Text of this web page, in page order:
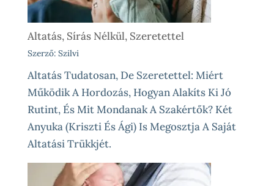
Altatás, Sírás Nélkül, Szeretettel
Szerző: Szilvi
Altatás Tudatosan, De Szeretettel: Miért
Működik A Hordozás, Hogyan Alakíts Ki Jó
Rutint, És Mit Mondanak A Szakértők? Két
Anyuka (Kriszti És Ági) Is Megosztja A Saját
Altatási Trükkjét.